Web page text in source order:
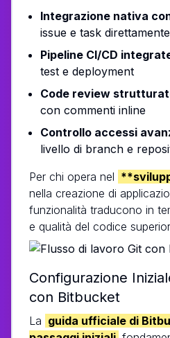
Integrazione nativa
issue e task
Pipeline CI/CD
test e deployment
Code review
con commenti inline
Controllo accessi
livello di branch e
Per chi opera nel
nella creazione di
funzionalità traducono in
e qualità del codice
Configurazione
con Bitbucket
La guida ufficiale di